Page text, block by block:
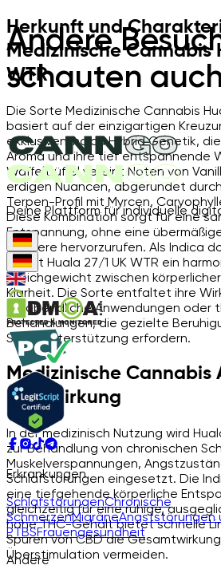
Herkunft und
Medizinische Cannabis
WTR
Die Sorte Medizinische Cannabis
basiert auf der einzigartigen
exklusiven Indica Hybrid Genetik,
Aroma und ihre tief entspannende
Waffeltrüffel vereint Noten von
erdigen Nuancen, abgerundet
Terpen-Profil mit Myrcen,
Diese Kombination sorgt für eine
Entspannung, ohne eine
Schwere hervorzurufen. Als Indica
bietet Huala 27/1 UK WTR ein
Gleichgewicht zwischen
Klarheit. Die Sorte entfaltet ihre
für abendliche Anwendungen oder
Behandlungen, die gezielte
Schlafunterstützung erfordern.
Medizinische Cannabis
und Wirkung
In der medizinisch Nutzung wird
zur Behandlung von chronischen
Muskelverspannungen,
Schlafstörungen eingesetzt. Die
eine tiefgehende körperliche
gleichzeitig für eine ruhige,
hohe THC-Gehalt bietet schnelle
Spuren von CBD die
Überstimulation vermeiden.
Andere
schauten
Deine Plattform für individuelle
Erkrankungen
SchlafstörungenChronische
SchmerzenMigräneAngststörungen
PTBSFrauengesundheit
Andere